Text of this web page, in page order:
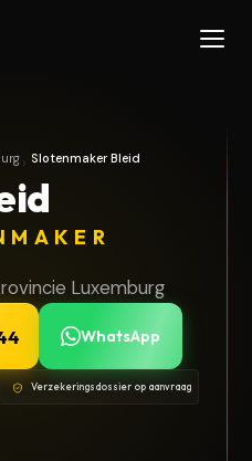
Slotenmaker Bleid
Luxemburg
WhatsApp
Verzekeringsdossier op aanvraag